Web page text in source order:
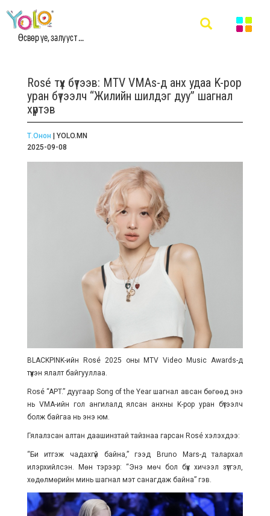
Өсвөр үе, залууст ...
Rosé түүх бүтээв: MTV VMAs-д анх удаа K-pop
уран бүтээлч “Жилийн шилдэг дуу” шагнал
хүртэв
Т.Онон | YOLO.MN
2025-09-08
BLACKPINK-ийн Rosé 2025 оны MTV Video Music Awards-д
түүхэн ялалт байгууллаа.
Rosé “APT.” дуугаар Song of the Year шагнал авсан бөгөөд энэ
нь VMA-ийн гол ангилалд ялсан анхны K-pop уран бүтээлч
болж байгаа нь энэ юм.
Гялалзсан алтан даашинзтай тайзнаа гарсан Rosé хэлэхдээ:
“Би итгэж чадахгүй байна,” гээд Bruno Mars-д талархал
илэрхийлсэн. Мөн тэрээр: “Энэ мөч бол бүх хичээл зүтгэл,
хөдөлмөрийн минь шагнал мэт санагдаж байна” гэв.